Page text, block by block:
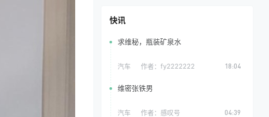
快讯
求维秘，瓶装矿泉水
汽车 作者： fy2222222 18:04
维密张铁男
汽车 作者： 感叹号 04:39